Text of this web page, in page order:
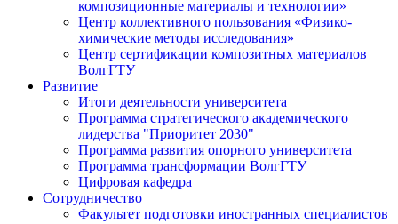
композиционные материалы и технологии»
Центр коллективного пользования «Физико-
химические методы исследования»
Центр сертификации композитных материалов
ВолгГТУ
Развитие
Итоги деятельности университета
Программа стратегического академического
лидерства "Приоритет 2030"
Программа развития опорного университета
Программа трансформации ВолгГТУ
Цифровая кафедра
Сотрудничество
Факультет подготовки иностранных специалистов